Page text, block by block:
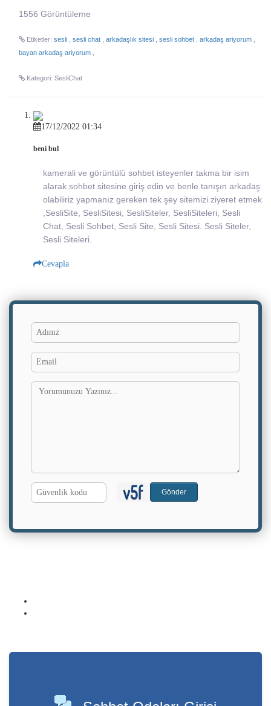
1556 Görüntüleme
Etiketler: sesli sesli chat arkadaşlık sitesi sesli sohbet arkadaş ariyorum
bayan arkadaş ariyorum
Kategori: SesliChat
17/12/2022 01:34
beni bul
kamerali ve görüntülü sohbet isteyenler takma bir isim
alarak sohbet sitesine giriş edin ve benle tanışın arkadaş
olabiliriz yapmanız gereken tek şey sitemizi ziyeret etmek
,SesliSite, SesliSitesi, SesliSiteler, SesliSiteleri, Sesli
Chat, Sesli Sohbet, Sesli Site, Sesli Sitesi. Sesli Siteler,
Sesli Siteleri.
Cevapla
Adınız
Email
G.
Kodu
Gönder